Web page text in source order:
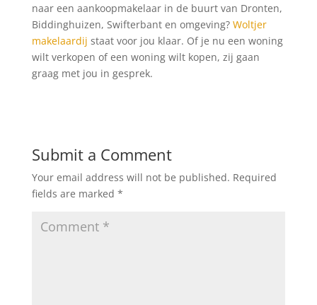
naar een aankoopmakelaar in de buurt van Dronten,
Biddinghuizen, Swifterbant en omgeving? Woltjer
makelaardij staat voor jou klaar. Of je nu een woning
wilt verkopen of een woning wilt kopen, zij gaan
graag met jou in gesprek.
Submit a Comment
Your email address will not be published. Required
fields are marked *